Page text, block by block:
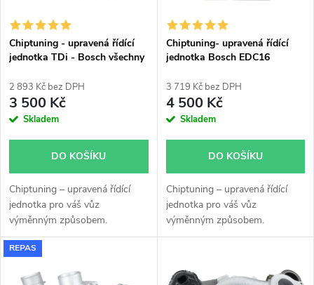
í
p
r
o
u
k
t
s
p
r
o
d
u
k
Chiptuning - upravená řídící
jednotka TDi - Bosch všechny
2 893 Kč bez DPH
3 500 Kč
Skladem
DO KOŠÍKU
Chiptuning – upravená řídící
jednotka pro váš vůz
výměnným způsobem.
Chiptuning- upravená řídící
jednotka Bosch EDC16
3 719 Kč bez DPH
4 500 Kč
Skladem
DO KOŠÍKU
Chiptuning – upravená řídící
jednotka pro váš vůz
výměnným způsobem.
REPAS